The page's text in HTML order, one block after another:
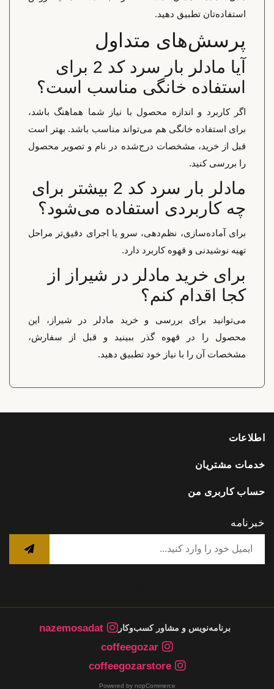
استفاده‌تان تطبیق دهید.
پرسش‌های متداول
آیا مادلر بار سرد کد 2 برای
استفاده خانگی مناسب است؟
اگر کاربرد و اندازه محصول با نیاز شما هماهنگ باشد،
برای استفاده خانگی هم می‌تواند مناسب باشد. بهتر است
قبل از خرید، مشخصات درج‌شده در نام و تصویر محصول
را بررسی کنید.
مادلر بار سرد کد 2 بیشتر برای
چه کاربردی استفاده می‌شود؟
برای آماده‌سازی، نظم‌دهی، سرو یا اجرای دقیق‌تر مراحل
تهیه نوشیدنی و قهوه کاربرد دارد.
برای خرید مادلر در شیراز از
کجا اقدام کنم؟
می‌توانید برای بررسی و خرید مادلر در شیراز، این
محصول را در قهوه گذر ببینید و قبل از سفارش،
مشخصات آن را با نیاز خود تطبیق دهید.
اطلاعات
خدمات مشتریان
حساب کاربری من
خبرنامه
برنامه‌نویس و مشاور کسب‌وکار
nazemosadat
coffeegozar
coffeegozarstore
Powered by nopCommerce